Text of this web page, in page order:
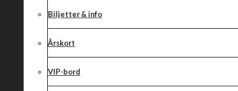
Biljetter & info
Årskort
VIP-bord